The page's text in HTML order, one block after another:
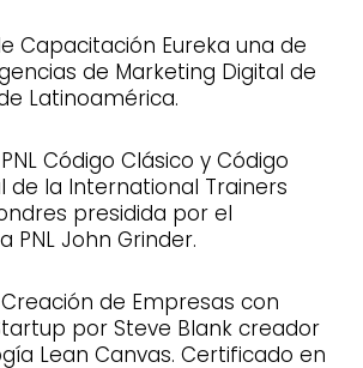
Capacitación Eureka una de
de Marketing Digital de
Latinoamérica.
Código Clásico y Código
de la International Trainers
presidida por el
PNL John Grinder.
de Empresas con
por Steve Blank creador
Lean Canvas. Certificado en